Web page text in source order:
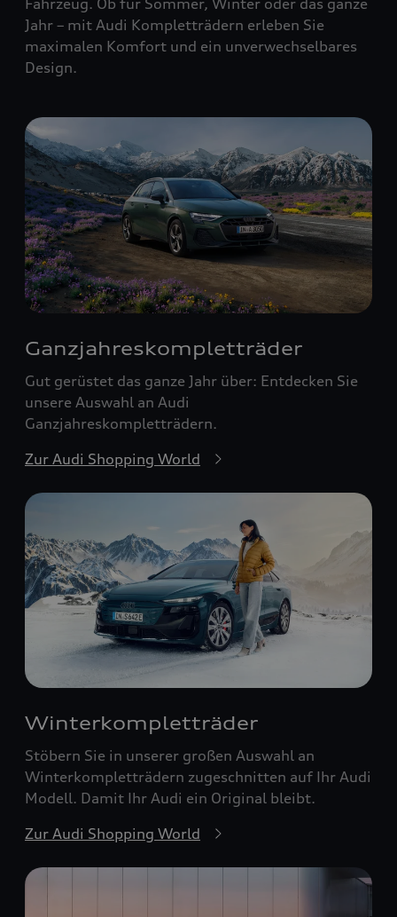
Fahrzeug. Ob für Sommer, Winter oder das ganze
Jahr – mit Audi Kompletträdern erleben Sie
maximalen Komfort und ein unverwechselbares
Design.
Ganzjahreskomplett­räder
Gut gerüstet das ganze Jahr über: Entdecken Sie
unsere Auswahl an Audi
Ganzjahreskompletträdern.
Zur Audi Shopping World
Winterkompletträder
Stöbern Sie in unserer großen Auswahl an
Winterkompletträdern zugeschnitten auf Ihr Audi
Modell. Damit Ihr Audi ein Original bleibt.
Zur Audi Shopping World